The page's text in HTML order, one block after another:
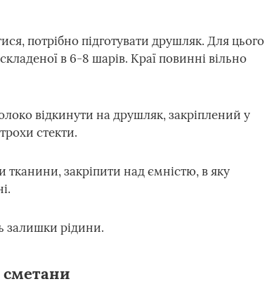
потрібно підготувати друшляк. Для цього
в 6-8 шарів. Краї повинні вільно
відкинути на друшляк, закріплений у
стекти.
тканини, закріпити над ємністю, в яку
залишки рідини.
сметани